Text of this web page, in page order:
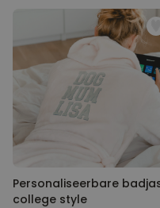
Personaliseerbare
college style